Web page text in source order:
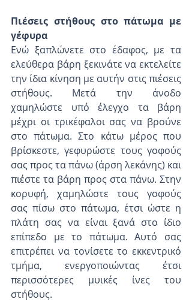
Πιέσεις στήθους στο πάτωμα με
γέφυρα
Ενώ ξαπλώνετε στο έδαφος, με τα
ελεύθερα βάρη ξεκινάτε να εκτελείτε
την ίδια κίνηση με αυτήν στις πιέσεις
στήθους. Μετά την άνοδο
χαμηλώστε υπό έλεγχο τα βάρη
μέχρι οι τρικέφαλοι σας να βρούνε
στο πάτωμα. Στο κάτω μέρος που
βρίσκεστε, γεφυρώστε τους γοφούς
σας προς τα πάνω (άρση λεκάνης) και
πιέστε τα βάρη προς στα πάνω. Στην
κορυφή, χαμηλώστε τους γοφούς
σας πίσω στο πάτωμα, έτσι ώστε η
πλάτη σας να είναι ξανά στο ίδιο
επίπεδο με το πάτωμα. Αυτό σας
επιτρέπει να τονίσετε το εκκεντρικό
τμήμα, ενεργοποιώντας έτσι
περισσότερες μυικές ίνες του
στήθους.